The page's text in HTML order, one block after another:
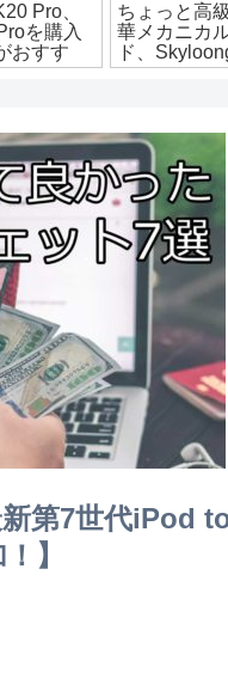
Pro、
を購入
おすす
の価格を
ちょっと高
華メカニカ
ド、
ビュー！
第7世代iPod
】